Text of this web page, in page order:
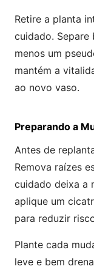
Retire a planta
cuidado. Separe
menos um
mantém a
ao novo vaso.
Preparando a
Antes de
Remova raízes
cuidado deixa a
aplique um
para reduzir
Plante cada
leve e bem